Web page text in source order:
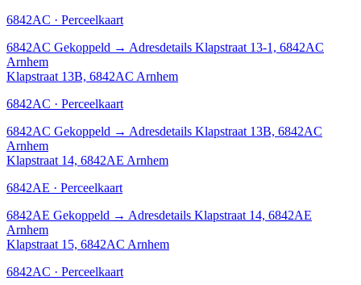
6842AC · Perceelkaart
6842AC Gekoppeld → Adresdetails Klapstraat 13-1, 6842AC
Arnhem
Klapstraat 13B, 6842AC Arnhem
6842AC · Perceelkaart
6842AC Gekoppeld → Adresdetails Klapstraat 13B, 6842AC
Arnhem
Klapstraat 14, 6842AE Arnhem
6842AE · Perceelkaart
6842AE Gekoppeld → Adresdetails Klapstraat 14, 6842AE
Arnhem
Klapstraat 15, 6842AC Arnhem
6842AC · Perceelkaart